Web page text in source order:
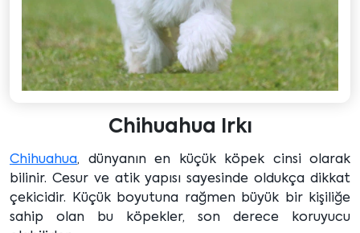
Chihuahua Irkı
Chihuahua, dünyanın en küçük köpek cinsi olarak
bilinir. Cesur ve atik yapısı sayesinde oldukça dikkat
çekicidir. Küçük boyutuna rağmen büyük bir kişiliğe
sahip olan bu köpekler, son derece koruyucu